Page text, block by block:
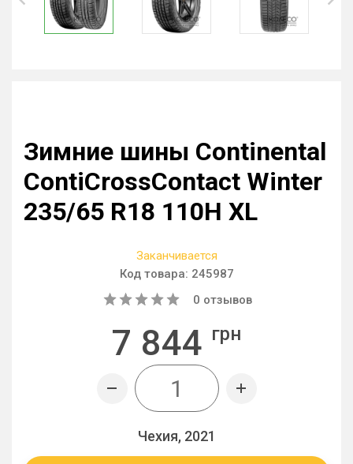
Зимние шины Continental
ContiCrossContact Winter
235/65 R18 110H XL
Заканчивается
Код товара: 245987
0 отзывов
7 844 грн
Чехия, 2021